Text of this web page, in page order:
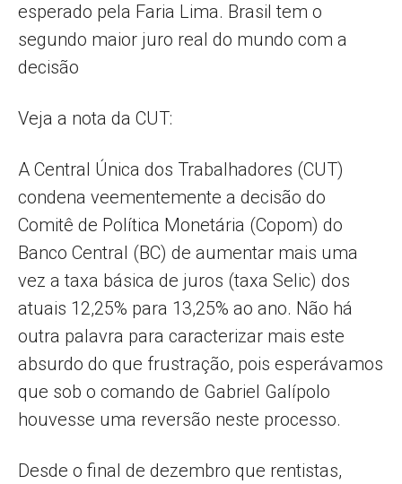
esperado pela Faria Lima. Brasil tem o
segundo maior juro real do mundo com a
decisão
Veja a nota da CUT:
A Central Única dos Trabalhadores (CUT)
condena veementemente a decisão do
Comitê de Política Monetária (Copom) do
Banco Central (BC) de aumentar mais uma
vez a taxa básica de juros (taxa Selic) dos
atuais 12,25% para 13,25% ao ano. Não há
outra palavra para caracterizar mais este
absurdo do que frustração, pois esperávamos
que sob o comando de Gabriel Galípolo
houvesse uma reversão neste processo.
Desde o final de dezembro que rentistas,